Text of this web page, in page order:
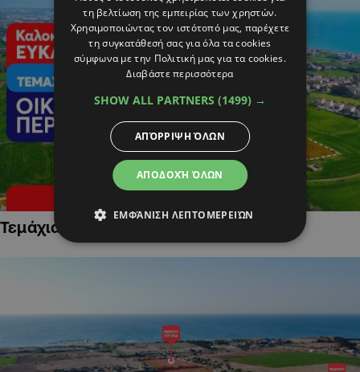
Τεμάχια Γης σε Οικιστικές Περιοχές
τη βελτίωση της εμπειρίας των χρηστών.
Χρησιμοποιώντας τον ιστότοπό μας, παρέχετε
τη συγκατάθεσή σας για όλα τα cookies
σύμφωνα με την Πολιτική μας για τα cookies.
Διαβάστε περισσότερα
SHOW ALL PARTNERS (1499) →
ΑΠΟΔΟΧΉ ΌΛΩΝ
ΑΠΌΡΡΙΨΗ ΌΛΩΝ
ΕΜΦΆΝΙΣΗ ΛΕΠΤΟΜΕΡΕΙΏΝ